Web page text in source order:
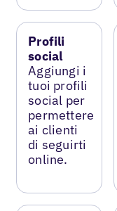
Profili
social
Aggiungi i
tuoi profili
social per
permettere
ai clienti
di seguirti
online.